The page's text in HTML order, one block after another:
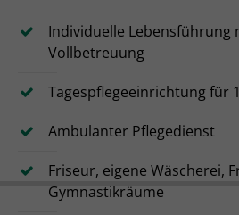
Individuelle Lebensführung
Vollbetreuung
Tagespflegeeinrichtung für
Ambulanter Pflegedienst
Friseur, eigene Wäscherei,
Gymnastikräume